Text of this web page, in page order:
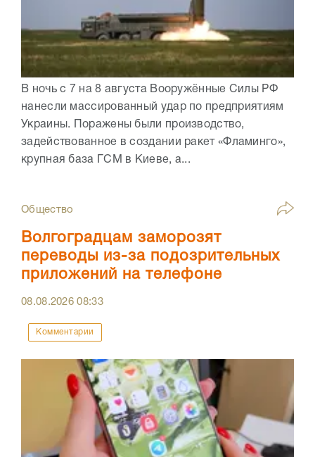
В ночь с 7 на 8 августа Вооружённые Силы РФ
нанесли массированный удар по предприятиям
Украины. Поражены были производство,
задействованное в создании ракет «Фламинго»,
крупная база ГСМ в Киеве, а...
Общество
Волгоградцам заморозят
переводы из-за подозрительных
приложений на телефоне
08.08.202608:33
Комментарии